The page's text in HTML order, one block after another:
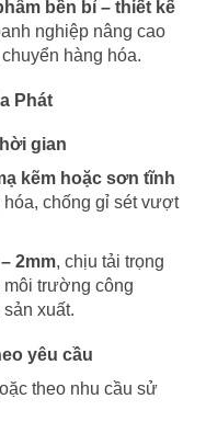
bền bỉ – thiết kế
nghiệp nâng cao
hàng hóa.
Phát
gian
kẽm hoặc sơn tĩnh
hóa, chống gỉ sét vượt
2mm, chịu tải trọng
trường công
xuất.
yêu cầu
theo nhu cầu sử